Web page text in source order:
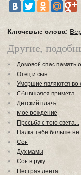
Ключевые слова:
Другие,
Домовой спас память
Отец и сын
Умершие являются во
Сбывшаяся примета
Детский плачь
Мое рождение
Просьба с того света...
Палка тебе больше не
Сон
Дух мамы
Сон в руку
Пестрая лента